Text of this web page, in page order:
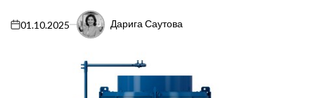
on
01.10.2025 Дарига Саутова